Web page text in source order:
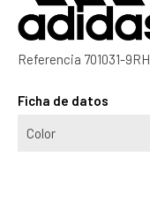
Referencia 701031-9RH
Ficha de datos
Color